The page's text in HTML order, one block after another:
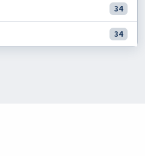
34
34